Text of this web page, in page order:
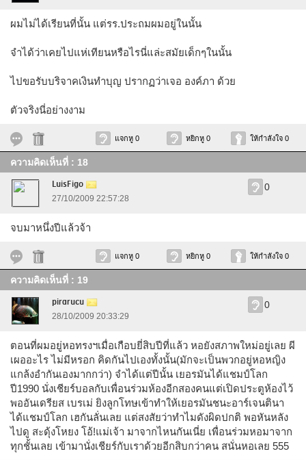
ผมไม่ได้เรียนที่นั้น แต่รร.ประถมผมอยู่ในนั้น
จำได้ว่าเคยไปแห่เทียนหรือไรนี่แล่ะสมัยเด็กๆในนั้น
ไปขอรับบริจาคเงินทำบุญ ปรากฏว่าเจอ องค์ภา ด้วย
ตัวจริงนี่อย่างงาม
แจกหู 0 หยิกหู 0 ให้กำลังใจ 0
ความคิดเห็นที่ : 18
LuisFigo
27/10/2009 22:57:28
0
จบมาหนึ่งปีแล้วจ้า
แจกหู 0 หยิกหู 0 ให้กำลังใจ 0
ความคิดเห็นที่ : 19
pirarucu
28/10/2009 20:33:29
0
ตอนที่ผมอยู่หอทรงฯเมื่อเกือบยี่สิบปีที่แล้ว หอยังสภาพใหม่อยู่เลย ผี
เผออะไร ไม่มีหรอก คิดกันไปเองทั้งนั้น(มักจะเป็นพวกอยู่หอหญิง
แกล้งอำกันเองมากกว่า) จำได้แต่ปีนั้น เยอรมันได้แชมป์โลก
ปี1990 นั่งเชียร์บอลกับเพื่อนร่วมห้องอีกสองคนแต่เปิดประตูห้องไว้
พออันเดรียส เบรเม่ ยิงลูกโทษเข้าทำให้เยอรมันชนะอาร์เจนตินา
ได้แชมป์โลก เฮกันลั่นเลย แต่สงสัยว่าทำไมดังผิดปกติ พอหันหลัง
ไปดู สะดุ้งโหยง โอ้!แม่เจ้า มาจากไหนกันเนี่ย เพื่อนร่วมหอมาจาก
ทุกชั้นเลย เข้ามานั่งเชียร์กับเราด้วยอีกสิบกว่าคน สนั่นหอเลย 555